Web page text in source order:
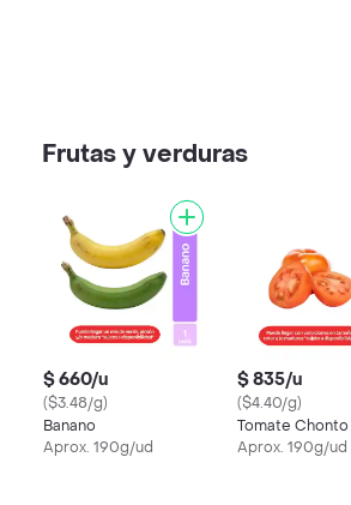
Frutas y verduras
$ 660/u
($3.48/g)
Banano
Aprox. 190g/ud
$ 835/u
($4.40/g)
Tomate Chonto
Aprox. 190g/ud